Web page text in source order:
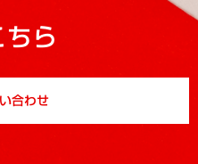
ら
合わせ